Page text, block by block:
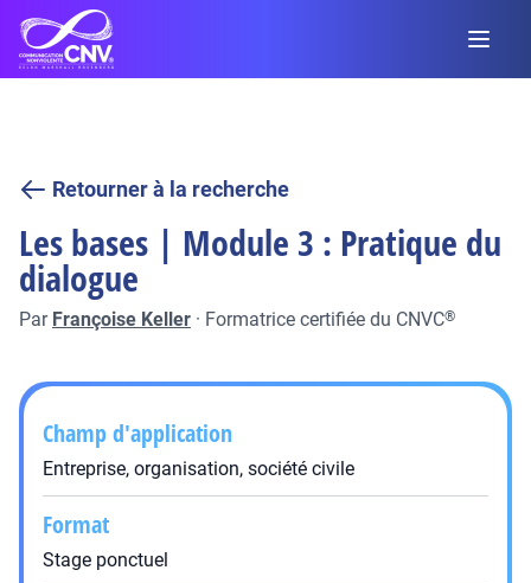
Retourner à la recherche
Les bases | Module 3 : Pratique du
dialogue
Par Françoise Keller · Formatrice certifiée du CNVC®
Champ d'application
Entreprise, organisation, société civile
Format
Stage ponctuel